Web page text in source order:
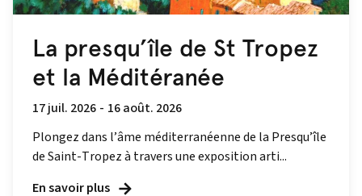
La presqu’île de St Tropez
et la Méditéranée
17 juil. 2026 - 16 août. 2026
Plongez dans l’âme méditerranéenne de la Presqu’île
de Saint-Tropez à travers une exposition arti...
En savoir plus